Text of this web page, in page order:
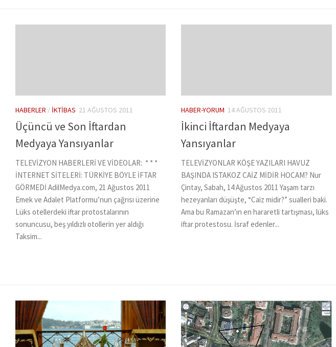
HABERLER / İKTIBAS 21 AĞUSTOS 2011
Üçüncü ve Son İftardan
Medyaya Yansıyanlar
TELEVİZYON HABERLERİ VE VİDEOLAR: * * *
İNTERNET SİTELERİ: TÜRKİYE BÖYLE İFTAR
GÖRMEDİ AdilMedya.com, 21 Ağustos 2011
Emek ve Adalet Platformu’nun çağrısı üzerine
Lüks otellerdeki iftar protostalarının
sonuncusu, beş yıldızlı otollerin yer aldığı
Taksim...
HABER-YORUM 14 AĞUSTOS 2011
İkinci İftardan Medyaya
Yansıyanlar
TELEVİZYONLAR KÖŞE YAZILARI HAVUZ
BAŞINDA ISTAKOZ CAİZ MİDİR HOCAM? Nur
Çintay, Sabah, 14 Ağustos 2011 Yaşam tarzı
hezeyanları düşüşte, “Caiz midir?” sualleri baki.
Ama bu Ramazan’ın en hararetli tartışması, lüks
iftar protestosu. İsraf edenler...